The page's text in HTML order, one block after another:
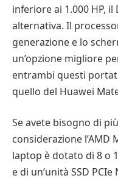
inferiore ai 1.000 HP, il
alternativa. Il
generazione e lo
un’opzione migliore
entrambi questi
quello del Huawei
Se avete bisogno di
considerazione l’AMD
laptop è dotato di 8 o
e di un’unità SSD PCIe